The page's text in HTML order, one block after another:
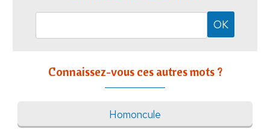
Connaissez-vous ces autres mots ?
Homoncule